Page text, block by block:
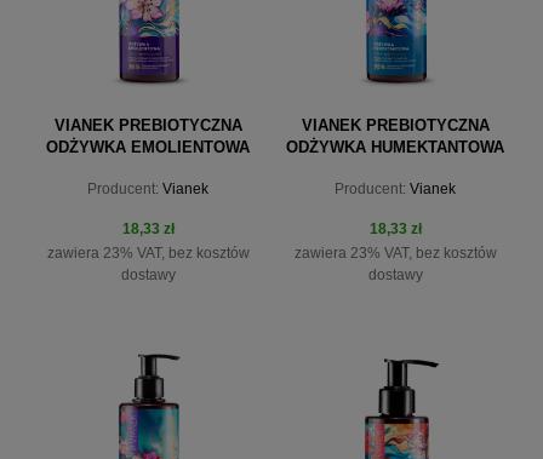
VIANEK PREBIOTYCZNA
ODŻYWKA EMOLIENTOWA
Producent: Vianek
18,33 zł
zawiera 23% VAT, bez kosztów
dostawy
do koszyka
VIANEK PREBIOTYCZNA
ODŻYWKA HUMEKTANTOWA
Producent: Vianek
18,33 zł
zawiera 23% VAT, bez kosztów
dostawy
do koszyka